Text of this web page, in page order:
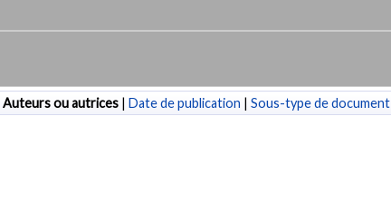
Auteurs ou autrices | Date de publication | Sous-type de document